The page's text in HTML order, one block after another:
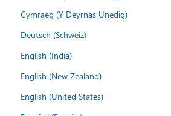
Cymraeg (Y Deyrnas Unedig)
Deutsch (Schweiz)
English (India)
English (New Zealand)
English (United States)